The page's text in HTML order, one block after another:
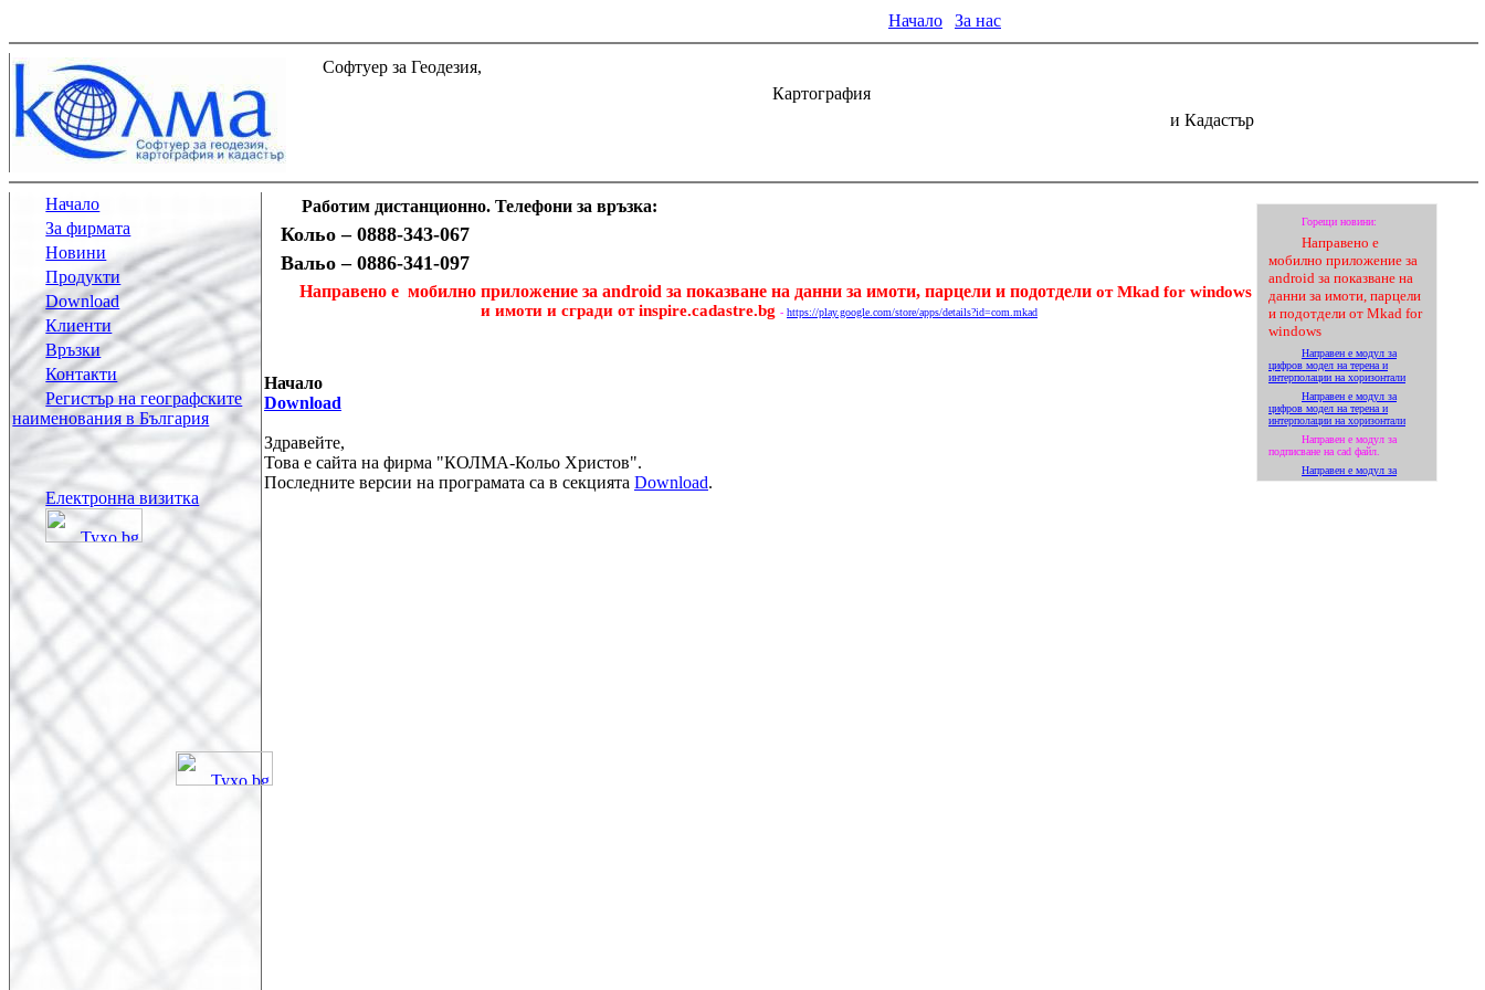
Начало За нас
Софтуер за Геодезия,
Картография
и Кадастър
Начало
За фирмата
Новини
Продукти
Download
Клиенти
Връзки
Контакти
Регистър на географските
наименования в България
Електронна визитка
Работим дистанционно. Телефони за връзка:
Кольо – 0888-343-067
Вальо – 0886-341-097
Направено е мобилно приложение за android за показване на данни за имоти, парцели и подотдели от Mkad for windows
и имоти и сгради отinspire.cadastre.bg - https://play.google.com/store/apps/details?id=com.mkad
Начало
Download
Здравейте,
Това е сайта на фирма "КОЛМА-Кольо Христов".
Последните версии на програмата са в секцията Download.